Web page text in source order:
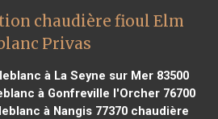
chaudière fioul Elm
Privas
à La Seyne sur Mer 83500
à Gonfreville l'Orcher 76700
à Nangis 77370 chaudière